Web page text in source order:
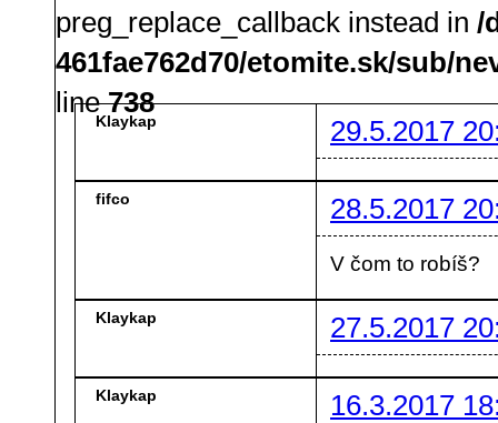
preg_replace_callback instead in /
461fae762d70/etomite.sk/sub/
line738
Klaykap 29.5.2017
fifco 28.5.2017
V čom to robíš?
Klaykap 27.5.2017
Klaykap 16.3.2017